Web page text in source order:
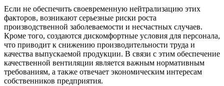
Если не обеспечить своевременную нейтрализацию этих
факторов, возникают серьезные риски роста
производственной заболеваемости и несчастных случаев.
Кроме того, создаются дискомфортные условия для персонала,
что приводит к снижению производительности труда и
качества выпускаемой продукции. В связи с этим обеспечение
качественной вентиляции является важным нормативным
требованиям, а также отвечает экономическим интересам
собственников предприятия.